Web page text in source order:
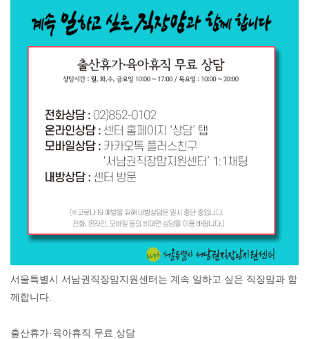
서울특별시 서남권직장맘지원센터는 계속 일하고 싶은 직장맘과 함
께합니다.
출산휴가·육아휴직 무료 상담